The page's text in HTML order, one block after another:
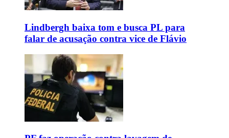
Lindbergh baixa tom e busca PL para
falar de acusação contra vice de Flávio